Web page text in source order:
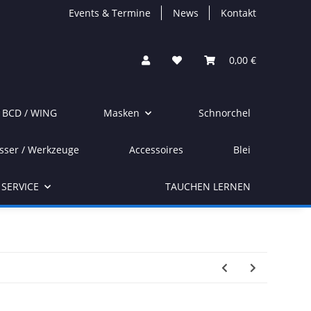
Events & Termine News Kontakt
0,00 €
/ WING Masken Schnorchel
/ Werkzeuge Accessoires Blei
SERVICE TAUCHEN LERNEN